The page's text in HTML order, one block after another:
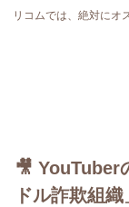
リコムでは、絶対にオ
🎥 YouTuber
ドル詐欺組